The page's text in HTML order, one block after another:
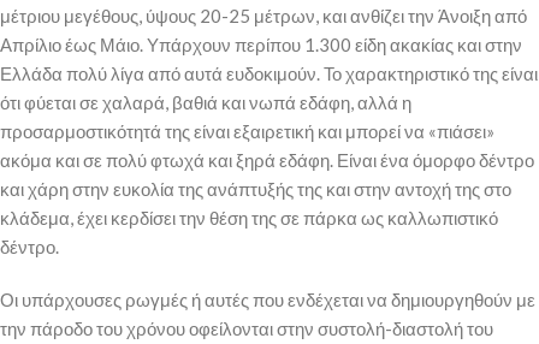
μέτριου μεγέθους, ύψους 20-25 μέτρων, και ανθίζει την Άνοιξη από
Απρίλιο έως Μάιο. Υπάρχουν περίπου 1.300 είδη ακακίας και στην
Ελλάδα πολύ λίγα από αυτά ευδοκιμούν. Το χαρακτηριστικό της είναι
ότι φύεται σε χαλαρά, βαθιά και νωπά εδάφη, αλλά η
προσαρμοστικότητά της είναι εξαιρετική και μπορεί να «πιάσει»
ακόμα και σε πολύ φτωχά και ξηρά εδάφη. Είναι ένα όμορφο δέντρο
και χάρη στην ευκολία της ανάπτυξής της και στην αντοχή της στο
κλάδεμα, έχει κερδίσει την θέση της σε πάρκα ως καλλωπιστικό
δέντρο.
Οι υπάρχουσες ρωγμές ή αυτές που ενδέχεται να δημιουργηθούν με
την πάροδο του χρόνου οφείλονται στην συστολή-διαστολή του